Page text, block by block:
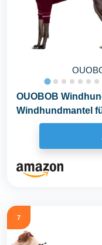
OUOBOB
Windhundmantel
Pullover...
7